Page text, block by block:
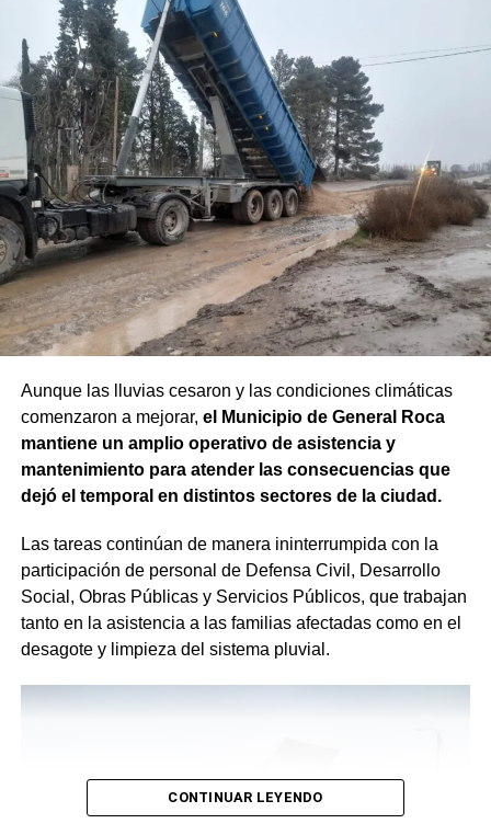
Aunque las lluvias cesaron y las condiciones climáticas
comenzaron a mejorar, el Municipio de General Roca
mantiene un amplio operativo de asistencia y
mantenimiento para atender las consecuencias que
dejó el temporal en distintos sectores de la ciudad.
Las tareas continúan de manera ininterrumpida con la
participación de personal de Defensa Civil, Desarrollo
Social, Obras Públicas y Servicios Públicos, que trabajan
tanto en la asistencia a las familias afectadas como en el
desagote y limpieza del sistema pluvial.
CONTINUAR LEYENDO